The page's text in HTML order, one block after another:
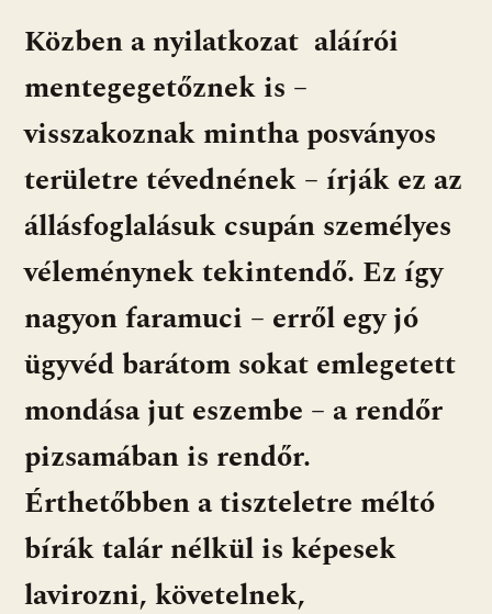
Közben a nyilatkozat aláírói
mentegegetőznek is –
visszakoznak mintha posványos
területre tévednének – írják ez az
állásfoglalásuk csupán személyes
véleménynek tekintendő. Ez így
nagyon faramuci – erről egy jó
ügyvéd barátom sokat emlegetett
mondása jut eszembe – a rendőr
pizsamában is rendőr.
Érthetőbben a tiszteletre méltó
bírák talár nélkül is képesek
lavirozni, követelnek,